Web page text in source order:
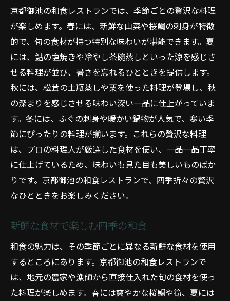
京都御池の和食レストランでは、季節ごとの贅沢な料理
が楽しめます。春には、新鮮な山菜や桜鯛の刺身が特徴
的で、旬の食材が持つ特別な味わいが堪能できます。夏
には、鮎の塩焼きや冷やし茶碗蒸しといった涼を感じさ
せる料理が並び、暑さを忘れるひとときを提供します。
秋には、松茸の土瓶蒸しや栗を使った料理が登場し、秋
の深まりを感じさせる味わい深い一品に仕上がっていま
す。冬には、ふぐの刺身や暖かい鍋物が人気で、寒い季
節にぴったりの料理が揃います。これらの贅沢な料理
は、プロの料理人が厳選した食材を使い、一品一品丁寧
に仕上げているため、味わいも見た目も美しいものばか
りです。京都御池の和食レストランで、四季折々の贅沢
なひとときをお楽しみください。
新鮮な食材で楽しむ四季の和食
和食の魅力は、その季節ごとに異なる新鮮な食材を使用
するところにあります。京都御池の和食レストランで
は、地元の農家や漁師から直接仕入れた旬の食材を使っ
た料理が楽しめます。春には爽やかな桜鯛や筍、夏には